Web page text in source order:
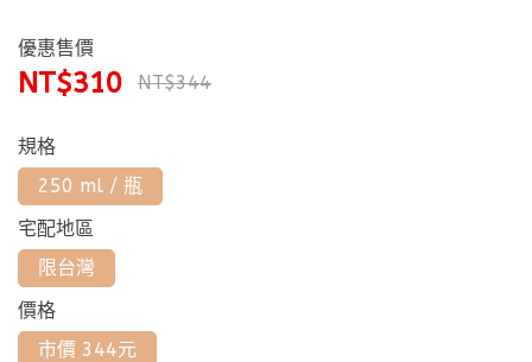
優惠售價
NT$310 NT$344
規格
250 ml / 瓶
宅配地區
限台灣
價格
市價 344元